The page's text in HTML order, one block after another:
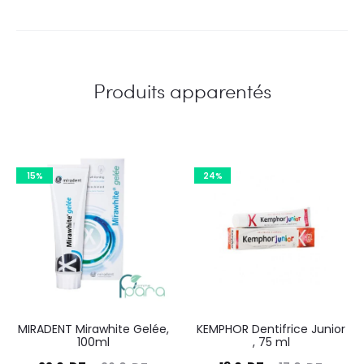
Produits apparentés
15%
MIRADENT Mirawhite Gelée,
100ml
24%
KEMPHOR Dentifrice Junior
, 75 ml